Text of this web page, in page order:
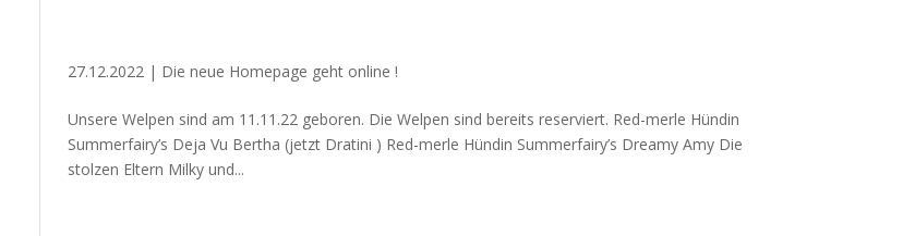
27.12.2022 | Die neue Homepage geht online !
Unsere Welpen sind am 11.11.22 geboren. Die Welpen sind bereits reserviert. Red-merle Hündin
Summerfairy’s Deja Vu Bertha (jetzt Dratini ) Red-merle Hündin Summerfairy’s Dreamy Amy Die
stolzen Eltern Milky und...